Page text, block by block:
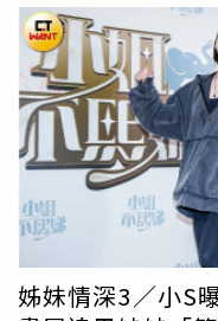
示，很多朋友是獨自
不要怕，旁邊一定有
宴？陳漢典回應：「我
謝她的祝福。」而曾莞
「她（Lulu）都有憲哥
Lulu則說：「比錢更
少請我吃飯的。」此外
《明星製作公司》的概
《明星婚顧公司》，
「一定會虧錢」。現在
不少接到廠商來邀約合
姊妹情深3／小S